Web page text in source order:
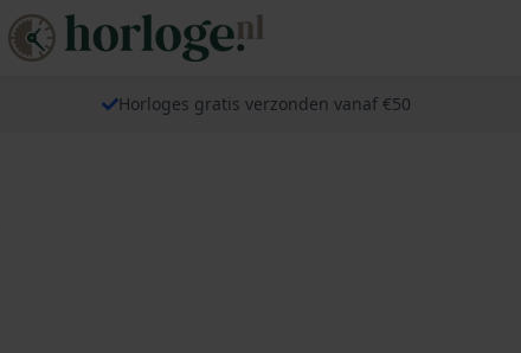
Horloges gratis verzonden vanaf €50